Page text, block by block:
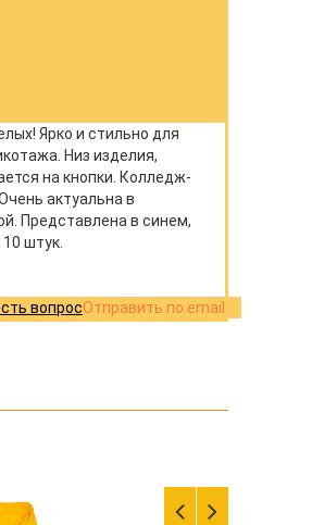
Ярко и стильно для
Низ изделия,
на кнопки. Колледж-
актуальна в
Представлена в синем,
штук.
Отправить по email
вопрос